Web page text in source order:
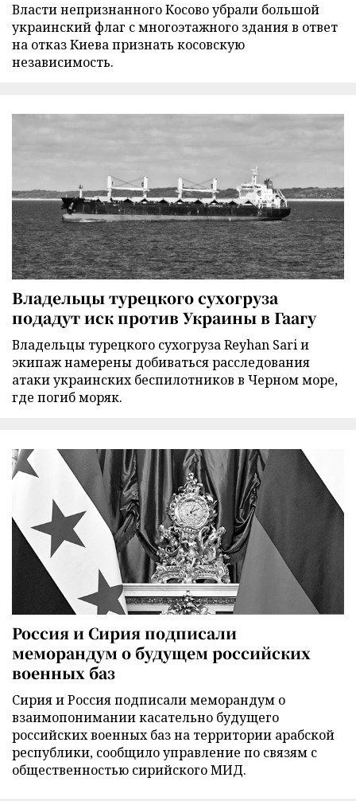
Власти непризнанного Косово убрали большой
украинский флаг с многоэтажного здания в ответ
на отказ Киева признать косовскую
независимость.
Владельцы турецкого сухогруза
подадут иск против Украины в Гаагу
Владельцы турецкого сухогруза Reyhan Sari и
экипаж намерены добиваться расследования
атаки украинских беспилотников в Черном море,
где погиб моряк.
Россия и Сирия подписали
меморандум о будущем российских
военных баз
Сирия и Россия подписали меморандум о
взаимопонимании касательно будущего
российских военных баз на территории арабской
республики, сообщило управление по связям с
общественностью сирийского МИД.